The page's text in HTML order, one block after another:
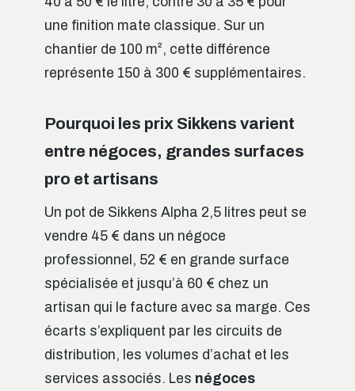
une finition mate classique. Sur un
chantier de 100 m², cette différence
représente 150 à 300 € supplémentaires.
Pourquoi les prix Sikkens varient
entre négoces, grandes surfaces
pro et artisans
Un pot de Sikkens Alpha 2,5 litres peut se
vendre 45 € dans un négoce
professionnel, 52 € en grande surface
spécialisée et jusqu’à 60 € chez un
artisan qui le facture avec sa marge. Ces
écarts s’expliquent par les circuits de
distribution, les volumes d’achat et les
services associés. Les négoces